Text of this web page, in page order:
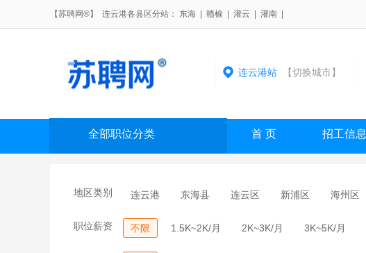
【苏聘网®】 连云港各县区分站： 东海 赣榆 灌云 灌南
连云港站【切换城市】
全部职位分类 首 页 招工信息
地区类别 连云港 东海县 连云区 新浦区 海州区
职位薪资 不限 1.5K~2K/月 2K~3K/月 3K~5K/月